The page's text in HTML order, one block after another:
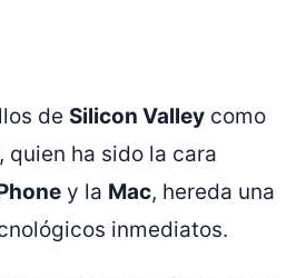
de Silicon Valley como
, quien ha sido la cara
y la Mac, hereda una
inmediatos.